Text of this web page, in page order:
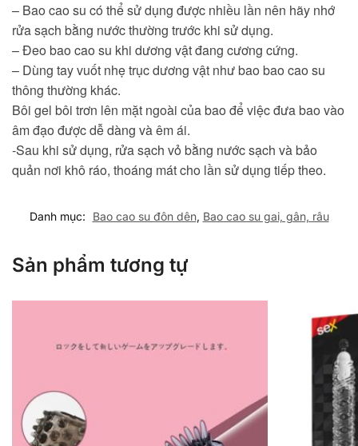
– Bao cao su có thể sử dụng được nhiều lần nên hãy nhớ
rửa sạch bằng nước thường trước khi sử dụng.
– Đeo bao cao su khi dương vật đang cương cứng.
– Dùng tay vuốt nhẹ trục dương vật như bao bao cao su
thông thường khác.
Bôi gel bôi trơn lên mặt ngoài của bao để việc đưa bao vào
âm đạo được dễ dàng và êm ái.
-Sau khi sử dụng, rửa sạch vỏ bằng nước sạch và bảo
quản nơi khô ráo, thoáng mát cho lần sử dụng tiếp theo.
Danh mục: Bao cao su đôn dên, Bao cao su gai, gân, râu
Sản phẩm tương tự